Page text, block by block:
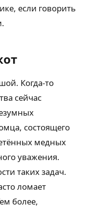
если говорить
Когда-то
сейчас
состоящего
медных
уважения.
таких задач.
ломает
более,